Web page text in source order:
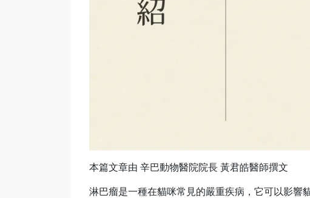
本篇文章由 辛巴動物醫院院長 黃君皓醫師撰文
淋巴瘤是一種在貓咪常見的嚴重疾病，它可以影響